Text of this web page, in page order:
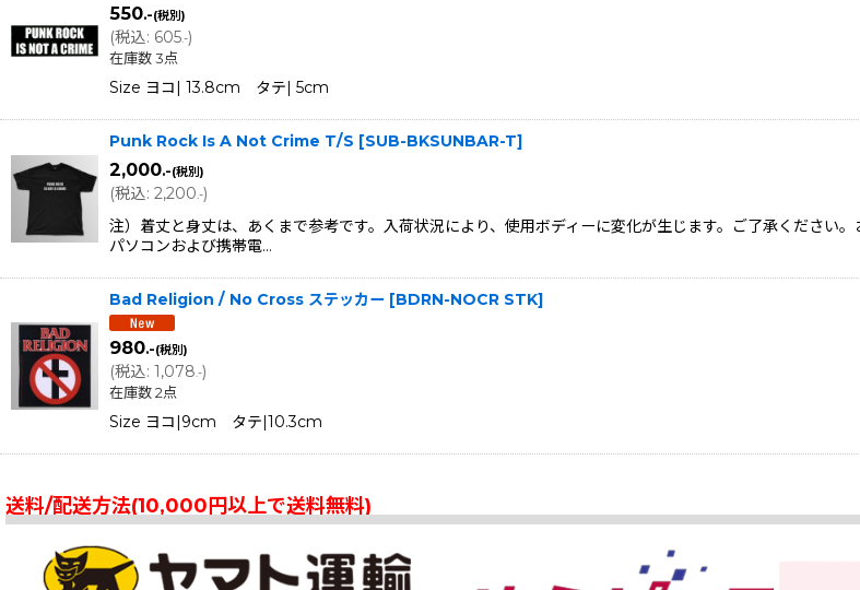
550.-(税別)
(税込: 605.-)
在庫数 3点
Size ヨコ| 13.8cm タテ| 5cm
Punk Rock Is A Not Crime T/S [SUB-BKSUNBAR-T]
2,000.-(税別)
(税込: 2,200 .-)
注）着丈と身丈は、あくまで参考です。入荷状況により、使用ボディーに変化が生じます。ご了承ください
パソコンおよび携帯電…
Bad Religion / No Cross ステッカー [BDRN-NOCR STK]
980.-(税別)
(税込: 1,078.-)
在庫数 2点
Size ヨコ|9cm タテ|10.3cm
送料/配送方法(10,000円以上で送料無料)